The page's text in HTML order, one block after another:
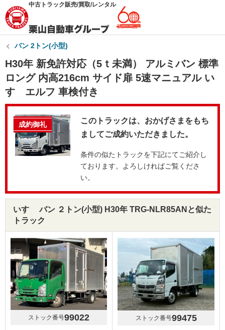
中古トラック販売/買取/レンタル
バン 2トン(小型)
H30年 新免許対応（5ｔ未満） アルミバン 標準
ロング 内高216cm サイド扉 5速マニュアル い
すゞエルフ 車検付き
成約御礼
このトラックは、おかげさまをもち
ましてご成約いただきました。
条件の似たトラックを下記にてご紹介し
ております。よろしければご覧くださ
い。
いすゞ バン ２トン(小型) H30年 TRG-NLR85ANと似た
トラック
ストック番号99022 ストック番号99475